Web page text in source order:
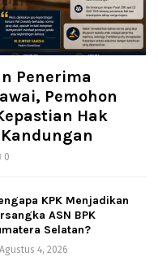
Penerima
Pemohon
Hak
0
KPK Menjadikan
ASN BPK
Selatan?
Agustus 4, 2026